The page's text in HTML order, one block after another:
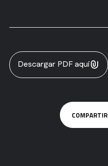
Descargar PDF aquí
COMPARTIR